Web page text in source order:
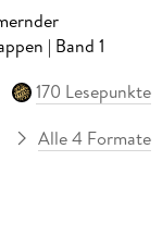
| Band 1
170 Lesepunkte
Alle 4 Formate